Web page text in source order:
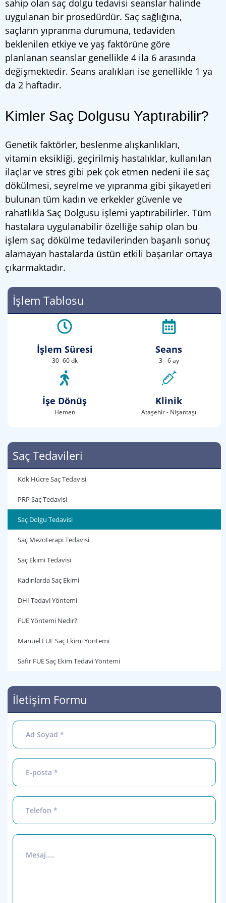
sahip olan saç dolgu tedavisi seanslar halinde
uygulanan bir prosedürdür. Saç sağlığına,
saçların yıpranma durumuna, tedaviden
beklenilen etkiye ve yaş faktörüne göre
planlanan seanslar genellikle 4 ila 6 arasında
değişmektedir. Seans aralıkları ise genellikle 1 ya
da 2 haftadır.
Kimler Saç Dolgusu Yaptırabilir?
Genetik faktörler, beslenme alışkanlıkları,
vitamin eksikliği, geçirilmiş hastalıklar, kullanılan
ilaçlar ve stres gibi pek çok etmen nedeni ile saç
dökülmesi, seyrelme ve yıpranma gibi şikayetleri
bulunan tüm kadın ve erkekler güvenle ve
rahatlıkla Saç Dolgusu işlemi yaptırabilirler. Tüm
hastalara uygulanabilir özelliğe sahip olan bu
işlem saç dökülme tedavilerinden başarılı sonuç
alamayan hastalarda üstün etkili başarılar ortaya
çıkarmaktadır.
İşlem Tablosu
İşlem Süresi
30- 60 dk
İşe Dönüş
Hemen
Seans
3 - 6 ay
Klinik
Ataşehir - Nişantaşı
Saç Tedavileri
Kök Hücre Saç Tedavisi
PRP Saç Tedavisi
Saç Dolgu Tedavisi
Saç Mezoterapi Tedavisi
Saç Ekimi Tedavisi
Kadınlarda Saç Ekimi
DHI Tedavi Yöntemi
FUE Yöntemi Nedir?
Manuel FUE Saç Ekimi Yöntemi
Safir FUE Saç Ekim Tedavi Yöntemi
İletişim Formu